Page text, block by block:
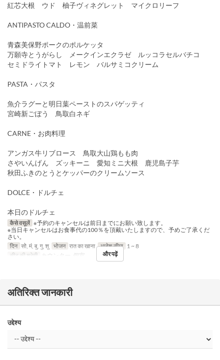
紅芯大根 ウド 柚子ヴィネグレット マイクロリーフ
ANTIPASTO CALDO・温前菜
青森美保野ポークのポルケッタ
万願寺とうがらし メークインエクラゼ ルッコラセルバチコ
セミドライトマト レモン バルサミコクリーム
PASTA・パスタ
魚介ラグーと明日葉ペーストのスパゲッティ
宮崎新ごぼう 鳥取白ネギ
CARNE・お肉料理
アンガス牛リブロース 鳥取大山鶏もも肉
さやいんげん ズッキーニ 愛知ミニ大根 鹿児島子芋
秋田ふきのとうとケッパーのクリームソース
DOLCE・ドルチェ
本日のドルチェ
कैसे वसूलें ※予約のキャンセルは前日までにお願い致します。
※当日キャンセルはお食事代の100％を頂戴いたしますので、予めご了承くだ
さい。
दिन सो, मं, बु, गु, शु भोजन रात का खाना आदेश सीमा 1 ~ 8
सीट की श्रेणी
カウンター, 個室 और पढ़ें
अतिरिक्त जानकारी
उद्देश्य